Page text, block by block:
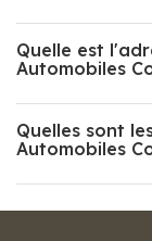
Quelle est
Automobiles
Quelles sont
Automobiles